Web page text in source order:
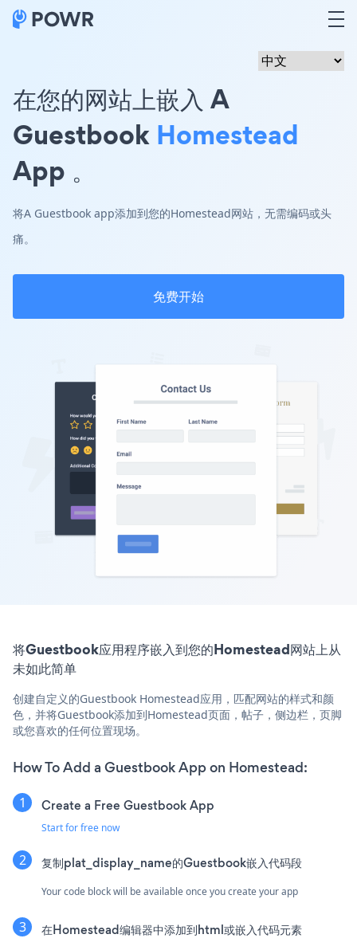
在您的网站上嵌入 A
Guestbook Homestead
App 。
将A Guestbook app添加到您的Homestead网站，无需编码或头
痛。
免费开始
将Guestbook应用程序嵌入到您的Homestead网站上从
未如此简单
创建自定义的Guestbook Homestead应用，匹配网站的样式和颜
色，并将Guestbook添加到Homestead页面，帖子，侧边栏，页脚
或您喜欢的任何位置现场。
How To Add a Guestbook App on Homestead:
Create a Free Guestbook App
Start for free now
复制plat_display_name的Guestbook嵌入代码段
Your code block will be available once you create your app
在Homestead编辑器中添加到html或嵌入代码元素